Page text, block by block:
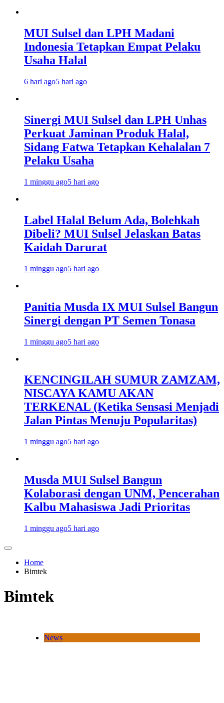
MUI Sulsel dan LPH Madani
Indonesia Tetapkan Empat Pelaku
Usaha Halal
6 hari ago5 hari ago
Sinergi MUI Sulsel dan LPH Unhas
Perkuat Jaminan Produk Halal,
Sidang Fatwa Tetapkan Kehalalan 7
Pelaku Usaha
1 minggu ago5 hari ago
Label Halal Belum Ada, Bolehkah
Dibeli? MUI Sulsel Jelaskan Batas
Kaidah Darurat
1 minggu ago5 hari ago
Panitia Musda IX MUI Sulsel Bangun
Sinergi dengan PT Semen Tonasa
1 minggu ago5 hari ago
KENCINGILAH SUMUR ZAMZAM,
NISCAYA KAMU AKAN
TERKENAL (Ketika Sensasi Menjadi
Jalan Pintas Menuju Popularitas)
1 minggu ago5 hari ago
Musda MUI Sulsel Bangun
Kolaborasi dengan UNM, Pencerahan
Kalbu Mahasiswa Jadi Prioritas
1 minggu ago5 hari ago
Home
Bimtek
Bimtek
News